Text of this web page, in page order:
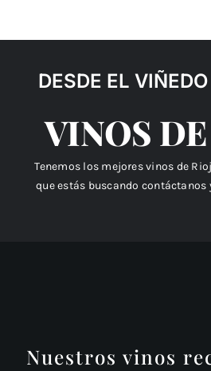
DESDE EL
VINOS
Tenemos los mejores vinos de
que estás buscando contáctanos
Nuestros vinos